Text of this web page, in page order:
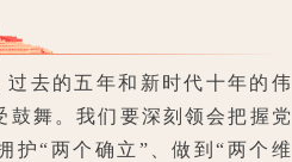
去的五年和新时代十年的伟
舞。我们要深刻领会把握党
护“两个确立”、做到“两个维